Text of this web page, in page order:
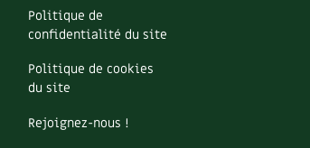
Politique de
confidentialité du site
Politique de cookies
du site
Rejoignez-nous !